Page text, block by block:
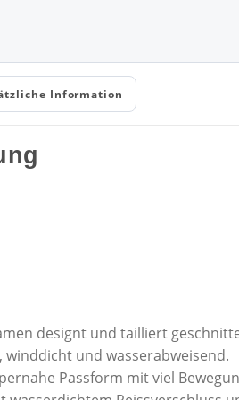
Information
designt und tailliert
winddicht und wasserabweisend.
Passform mit viel